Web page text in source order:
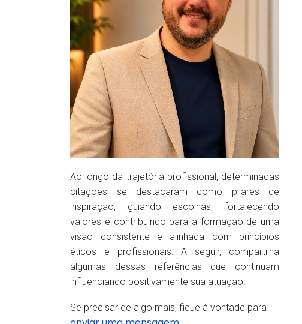
Ao longo da trajetória profissional, determinadas
citações se destacaram como pilares de
inspiração, guiando escolhas, fortalecendo
valores e contribuindo para a formação de uma
visão consistente e alinhada com princípios
éticos e profissionais. A seguir, compartilha
algumas dessas referências que continuam
influenciando positivamente sua atuação.
Se precisar de algo mais, fique à vontade para